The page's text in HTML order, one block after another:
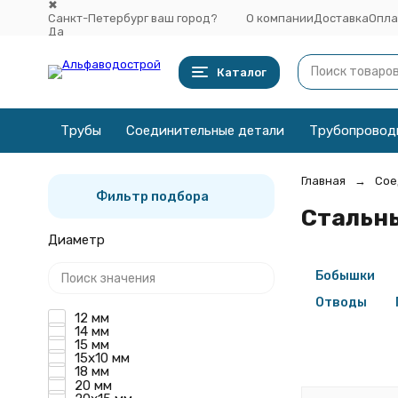
✖
Санкт-Петербург ваш город?
Да
О компании Доставка
Каталог
Трубы Соединительные детали
Главная
Бобышки
Отводы
Фильтр подбора
Диаметр
12 мм
14 мм
15 мм
15х10 мм
18 мм
20 мм